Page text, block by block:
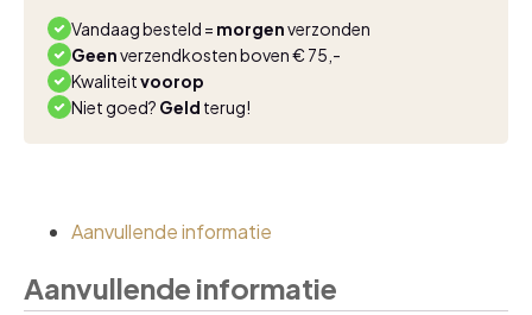
Vandaag besteld = morgenverzonden
Geenverzendkosten boven € 75,-
Kwaliteitvoorop
Niet goed? Geld terug!
Aanvullende informatie
Aanvullende informatie